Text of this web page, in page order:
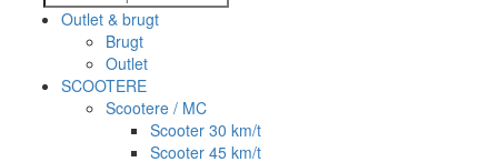
search
Outlet & brugt
Brugt
Outlet
SCOOTERE
Scootere / MC
Scooter 30 km/t
Scooter 45 km/t